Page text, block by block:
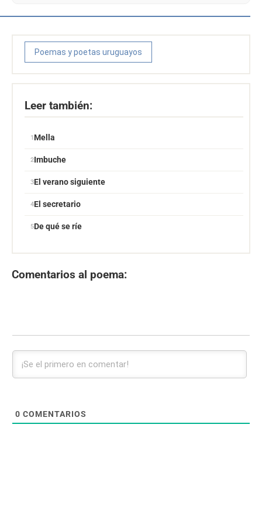
Poemas y poetas uruguayos
Leer también:
Mella
Imbuche
El verano siguiente
El secretario
De qué se ríe
Comentarios al poema:
0 COMENTARIOS